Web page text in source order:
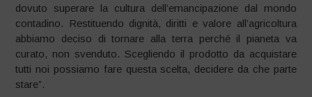
dovuto superare la cultura dell’emancipazione dal mondo
contadino. Restituendo dignità, diritti e valore all’agricoltura
abbiamo deciso di tornare alla terra perché il pianeta va
curato, non svenduto. Scegliendo il prodotto da acquistare
tutti noi possiamo fare questa scelta, decidere da che parte
stare”.